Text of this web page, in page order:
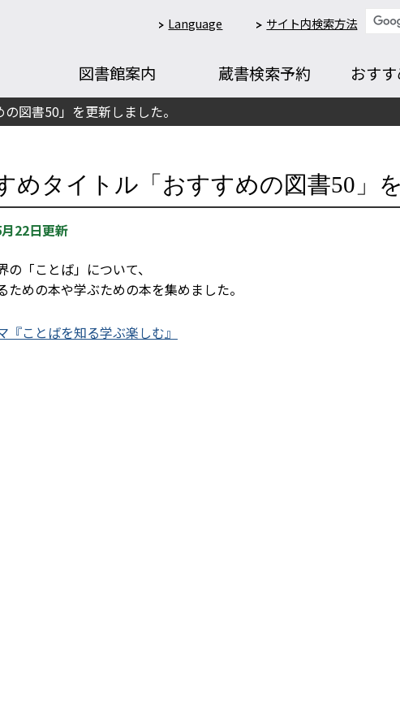
Language サイト内検索方法
図書館案内 蔵書検索予約 おす
図書50」を更新しました。
めタイトル「おすすめの図書50」
22日更新
の「ことば」について、
ための本や学ぶための本を集めました。
『ことばを知る学ぶ楽しむ』